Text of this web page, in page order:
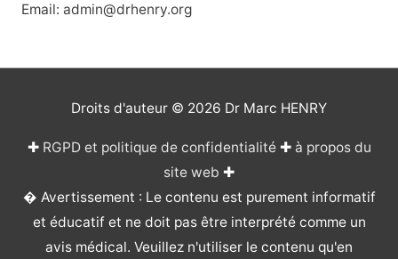
Email: admin@drhenry.org
Droits d'auteur © 2026 Dr Marc HENRY
✚ RGPD et politique de confidentialité✚ à propos du
site web ✚
� Avertissement : Le contenu est purement informatif
et éducatif et ne doit pas être interprété comme un
avis médical. Veuillez n'utiliser le contenu qu'en